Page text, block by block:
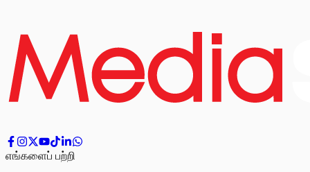
எங்களைப் பற்றி